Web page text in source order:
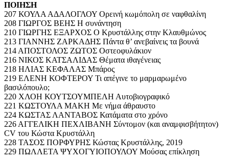
ΠΟΙΗΣΗ
207 ΚΟΥΛΑ ΑΔΑΛΟΓΛΟΥ Ορεινή κωμόπολη σε ναφθαλίνη
208 ΓΙΩΡΓΟΣ ΒΕΗΣ Η συνάντηση
210 ΓΙΩΡΓΗΣ ΕΞΑΡΧΟΣ Ο Κρυστάλλης στην Κλαυθμώνος
213 ΓΙΑΝΝΗΣ ΖΑΡΚΑΔΗΣ Πάντα θ’ ανεβαίνεις τα βουνά
214 ΑΠΟΣΤΟΛΟΣ ΖΩΤΟΣ Οστεοφυλάκιον
216 ΝΙΚΟΣ ΚΑΤΣΑΛΙΔΑΣ Θέματα ιθαγένειας
218 ΗΛΙΑΣ ΚΕΦΑΛΑΣ Μπάρος
219 ΕΛΕΝΗ ΚΟΦΤΕΡΟΥ Τι απέγινε το μαρμαρωμένο
βασιλόπουλο;
220 ΧΛΟΗ ΚΟΥΤΣΟΥΜΠΕΛΗ Αυτοβιογραφικό
221 ΚΩΣΤΟΥΛΑ ΜΑΚΗ Με νήμα άθραυστο
224 ΚΩΣΤΑΣ ΛΑΝΤΑΒΟΣ Κατάματα στο χρόνο
226 ΑΓΓΕΛΙΚΗ ΠΕΧΛΙΒΑΝΗ Σύντομον (και αναμφισβήτητον)
CV του Κώστα Κρυστάλλη
228 ΤΑΣΟΣ ΠΟΡΦΥΡΗΣ Κώστας Κρυστάλλης, 2019
229 ΠΩΛΛΕΤΑ ΨΥΧΟΓΥΙΟΠΟΥΛΟΥ Μούσας επίκληση